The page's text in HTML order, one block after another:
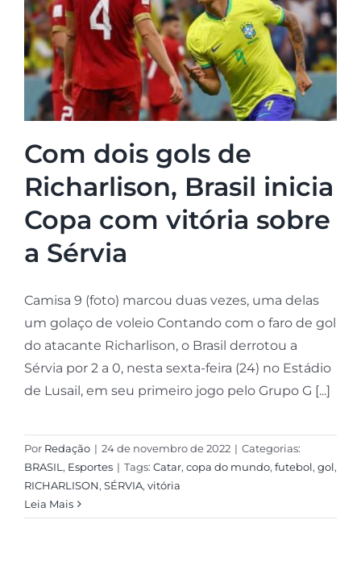
Com dois gols de
Richarlison, Brasil inicia
Copa com vitória sobre
a Sérvia
Camisa 9 (foto) marcou duas vezes, uma delas
um golaço de voleio Contando com o faro de gol
do atacante Richarlison, o Brasil derrotou a
Sérvia por 2 a 0, nesta sexta-feira (24) no Estádio
de Lusail, em seu primeiro jogo pelo Grupo G [...]
Por Redação | 24 de novembro de 2022 | Categorias:
BRASIL, Esportes | Tags: Catar, copa do mundo, futebol, gol,
RICHARLISON, SÉRVIA, vitória
Leia Mais